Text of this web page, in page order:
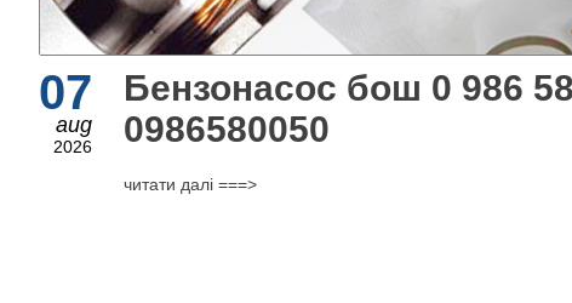
07
aug
2026
Бензонасос бош 0 986
0986580050
читати далі ===>